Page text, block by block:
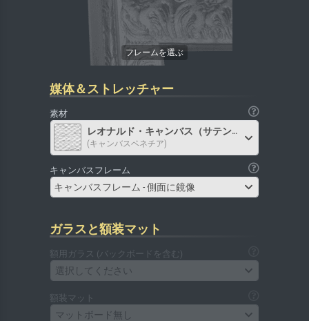
媒体＆ストレッチャー
素材
レオナルド・キャンバス（サテン）
(キャンバスベネチア)
キャンバスフレーム
キャンバスフレーム - 側面に鏡像
ガラスと額装マット
額用ガラス (バックボードを含む)
選択してください
額装マット
マットボード無し